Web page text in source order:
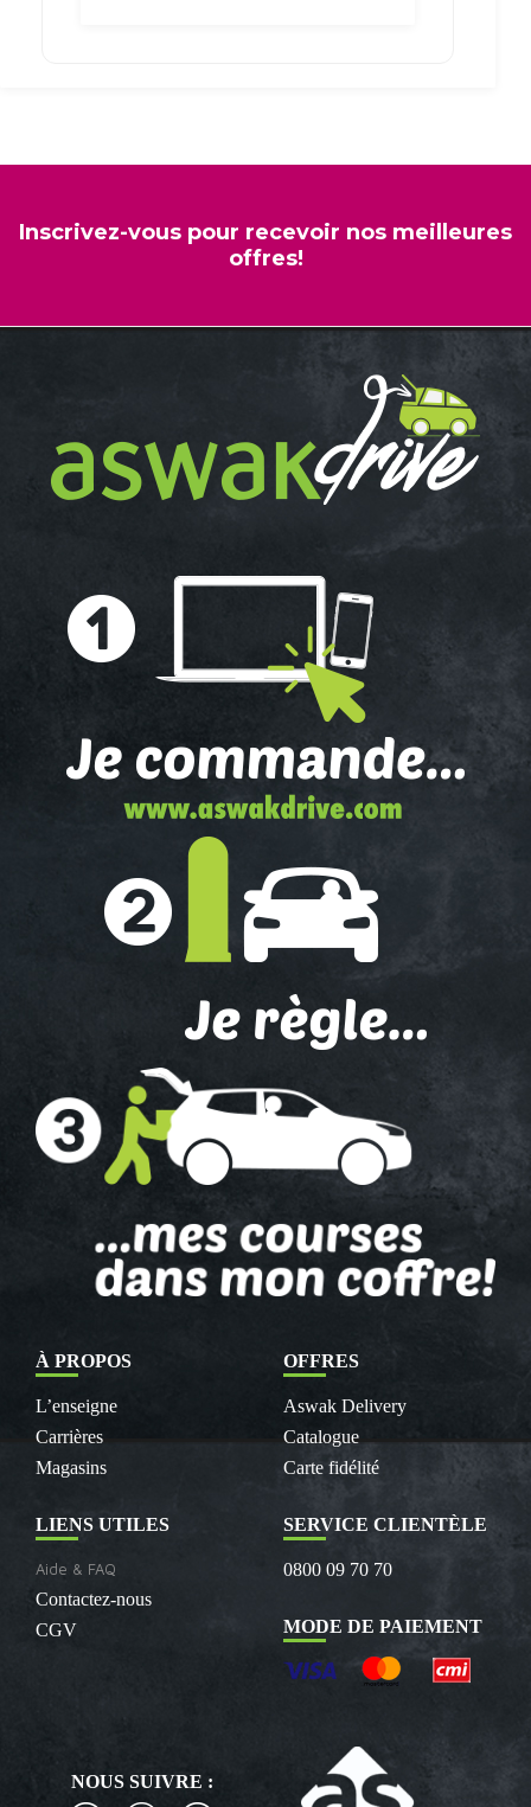
Inscrivez-vous pour recevoir nos meilleures
offres!
À PROPOS
L’enseigne
Carrières
Magasins
OFFRES
Aswak Delivery
Catalogue
Carte fidélité
LIENS UTILES
Aide & FAQ
Contactez-nous
CGV
SERVICE CLIENTÈLE
0800 09 70 70
MODE DE PAIEMENT
NOUS SUIVRE :